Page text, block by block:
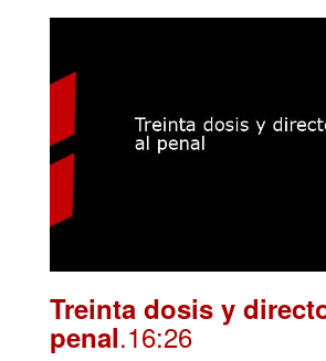
Treinta dosis y
penal.16:26